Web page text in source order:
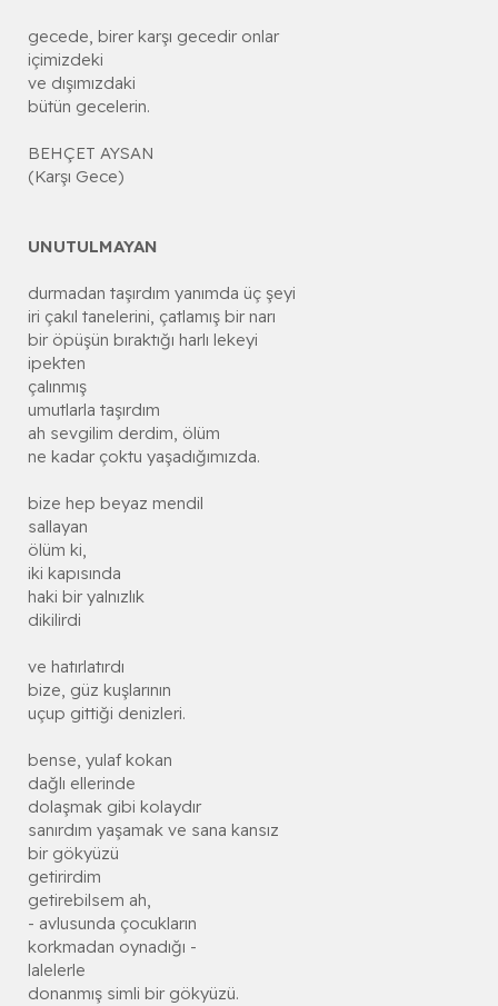
gecede, birer karşı gecedir onlar
içimizdeki
ve dışımızdaki
bütün gecelerin.
BEHÇET AYSAN
(Karşı Gece)
UNUTULMAYAN
durmadan taşırdım yanımda üç şeyi
iri çakıl tanelerini, çatlamış bir narı
bir öpüşün bıraktığı harlı lekeyi
ipekten
çalınmış
umutlarla taşırdım
ah sevgilim derdim, ölüm
ne kadar çoktu yaşadığımızda.
bize hep beyaz mendil
sallayan
ölüm ki,
iki kapısında
haki bir yalnızlık
dikilirdi
ve hatırlatırdı
bize, güz kuşlarının
uçup gittiği denizleri.
bense, yulaf kokan
dağlı ellerinde
dolaşmak gibi kolaydır
sanırdım yaşamak ve sana kansız
bir gökyüzü
getirirdim
getirebilsem ah,
- avlusunda çocukların
korkmadan oynadığı -
lalelerle
donanmış simli bir gökyüzü.